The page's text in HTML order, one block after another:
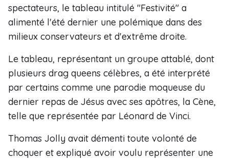
spectateurs, le tableau intitulé "Festivité" a
alimenté l'été dernier une polémique dans des
milieux conservateurs et d'extrême droite.
Le tableau, représentant un groupe attablé, dont
plusieurs drag queens célèbres, a été interprété
par certains comme une parodie moqueuse du
dernier repas de Jésus avec ses apôtres, la Cène,
telle que représentée par Léonard de Vinci.
Thomas Jolly avait démenti toute volonté de
choquer et expliqué avoir voulu représenter une